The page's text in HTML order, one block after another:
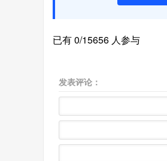
已有 0/15656 人参与
发表评论：